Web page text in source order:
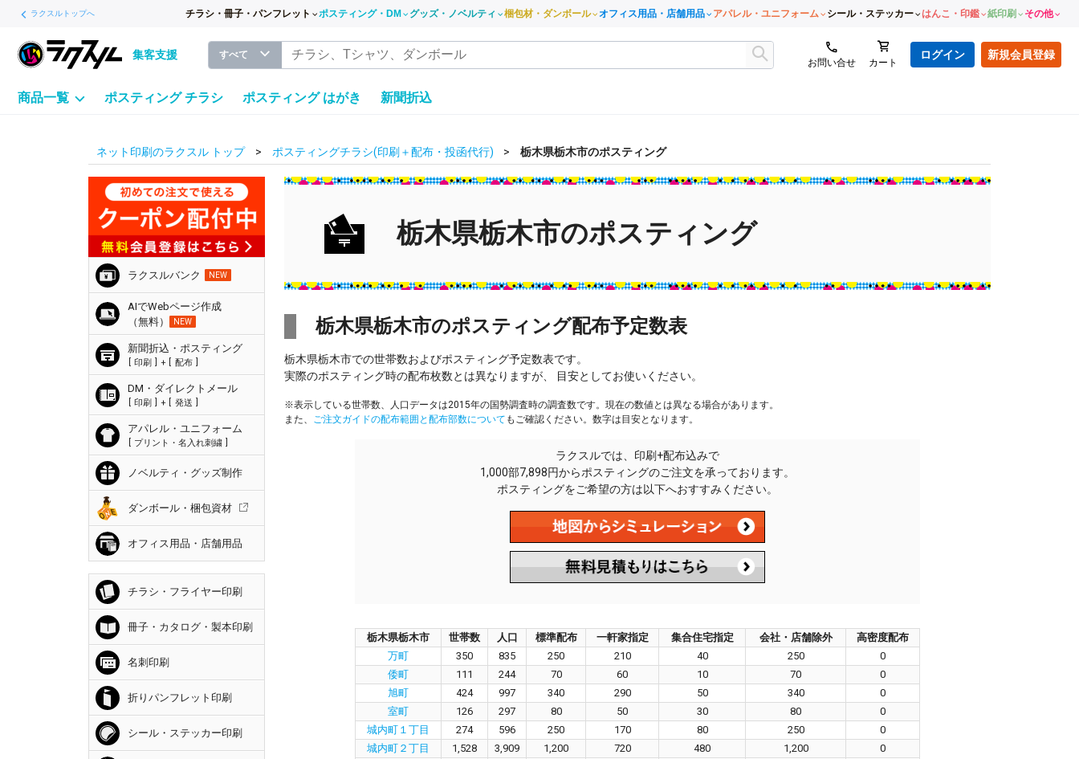
ラクスルトップへ チラシ・冊子・パンフレット ポスティング・DM グッズ・ノベルティ 梱包材・ダンボール オフィス用品・店舗用品 アパレル・ユニフォーム シール・ステッカー はんこ・印鑑 紙印刷 その他
集客支援 すべて
お問い合せ カート
ログイン 新規会員登録
商品一覧 ポスティング チラシ ポスティング はがき 新聞折込
ネット印刷のラクスル トップ ポスティングチラシ(印刷＋配布・投函代行) 栃木県栃木市のポスティング
ラクスルバンク NEW
AIでWebページ作成
（無料）
NEW
新聞折込・ポスティング
印刷 + 配布
DM・ダイレクトメール
印刷 + 発送
アパレル・ユニフォーム
プリント・名入れ刺繍
ノベルティ・グッズ制作
ダンボール・梱包資材
オフィス用品・店舗用品
チラシ・フライヤー印刷
冊子・カタログ・製本印刷
名刺印刷
折りパンフレット印刷
シール・ステッカー印刷
栃木県栃木市のポスティング
栃木県栃木市のポスティング配布予定数表
栃木県栃木市での世帯数およびポスティング予定数表です。
実際のポスティング時の配布枚数とは異なりますが、 目安としてお使いください。
※表示している世帯数、人口データは2015年の国勢調査時の調査数です。現在の数値とは異なる場合があります。
また、 ご注文ガイドの配布範囲と配布部数について もご確認ください。数字は目安となります。
ラクスルでは、印刷+配布込みで
1,000部7,898円からポスティングのご注文を承っております。
ポスティングをご希望の方は以下へおすすみください。
栃木県栃木市 世帯数 人口 標準配布 一軒家指定 集合住宅指定 会社・店舗除外
高密度配布
万町
350 835 250 210 40 250
0
倭町
111 244 70 60 10 70
0
旭町
424 997 340 290 50 340
0
室町
126 297 80 50 30 80
0
城内町１丁目
274 596 250 170 80 250
0
城内町２丁目
1,528 3,909 1,200 720 480 1,200
0